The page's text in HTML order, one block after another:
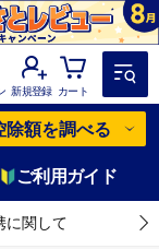
新規登録 カート
除額を調べる
ご利用ガイド
に関して